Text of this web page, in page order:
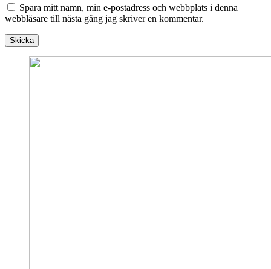
Spara mitt namn, min e-postadress och webbplats i denna
webbläsare till nästa gång jag skriver en kommentar.